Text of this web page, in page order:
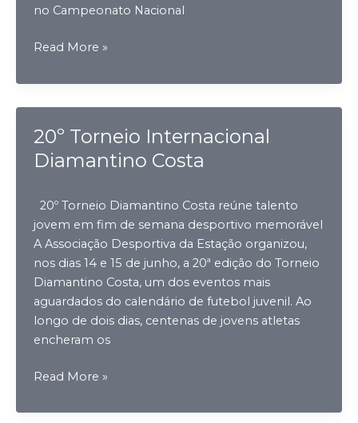
no Campeonato Nacional
Treinadores
11
–
Read More »
20º Torneio Internacional
Diamantino Costa
20º Torneio Diamantino Costa reúne talento
jovem em fim de semana desportivo memorável
A Associação Desportiva da Estação organizou,
nos dias 14 e 15 de junho, a 20ª edição do Torneio
Diamantino Costa, um dos eventos mais
aguardados do calendário de futebol juvenil. Ao
longo de dois dias, centenas de jovens atletas
encheram os
20º
Internacional
Read More »